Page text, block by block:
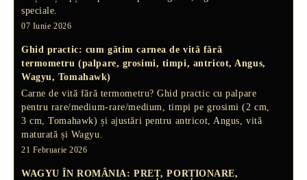
speciale.
07 Iunie 2026
Ghid practic: cum gătim carnea de vită fără
termometru (palpare, grosimi, timpi, antricot, Angus,
Wagyu, Tomahawk)
Carne de vită fără termometru? Ghid practic cu palpare
pentru rare/medium-rare/medium, timpi pe grosimi (2 cm,
3 cm, Tomahawk) și ajustări pentru antricot, Angus, vită
maturată și Wagyu.
21 Februarie 2026
WAGYU ÎN ROMÂNIA: PREȚ, PORȚIONARE,